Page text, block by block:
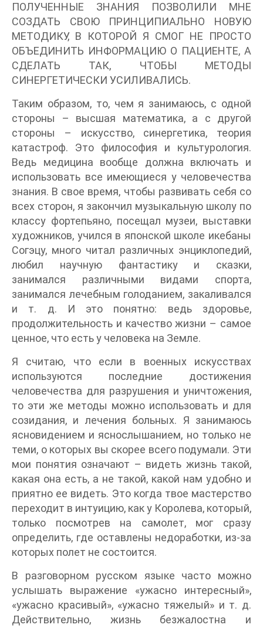
ПОЛУЧЕННЫЕ ЗНАНИЯ ПОЗВОЛИЛИ МНЕ
СОЗДАТЬ СВОЮ ПРИНЦИПИАЛЬНО НОВУЮ
МЕТОДИКУ, В КОТОРОЙ Я СМОГ НЕ ПРОСТО
ОБЪЕДИНИТЬ ИНФОРМАЦИЮ О ПАЦИЕНТЕ, А
СДЕЛАТЬ ТАК, ЧТОБЫ МЕТОДЫ
СИНЕРГЕТИЧЕСКИ УСИЛИВАЛИСЬ.
Таким образом, то, чем я занимаюсь, с одной
стороны – высшая математика, а с другой
стороны – искусство, синергетика, теория
катастроф. Это философия и культурология.
Ведь медицина вообще должна включать и
использовать все имеющиеся у человечества
знания. В свое время, чтобы развивать себя со
всех сторон, я закончил музыкальную школу по
классу фортепьяно, посещал музеи, выставки
художников, учился в японской школе икебаны
Согэцу, много читал различных энциклопедий,
любил научную фантастику и сказки,
занимался различными видами спорта,
занимался лечебным голоданием, закаливался
и т. д. И это понятно: ведь здоровье,
продолжительность и качество жизни – самое
ценное, что есть у человека на Земле.
Я считаю, что если в военных искусствах
используются последние достижения
человечества для разрушения и уничтожения,
то эти же методы можно использовать и для
созидания, и лечения больных. Я занимаюсь
ясновидением и яснослышанием, но только не
теми, о которых вы скорее всего подумали. Эти
мои понятия означают – видеть жизнь такой,
какая она есть, а не такой, какой нам удобно и
приятно ее видеть. Это когда твое мастерство
переходит в интуицию, как у Королева, который,
только посмотрев на самолет, мог сразу
определить, где оставлены недоработки, из-за
которых полет не состоится.
В разговорном русском языке часто можно
услышать выражение «ужасно интересный»,
«ужасно красивый», «ужасно тяжелый» и т. д.
Действительно, жизнь безжалостна и